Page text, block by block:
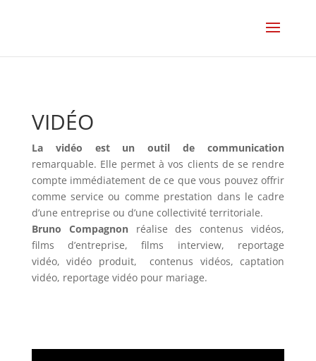
VIDÉO
La vidéo est un outil de communication
remarquable. Elle permet à vos clients de se rendre
compte immédiatement de ce que vous pouvez offrir
comme service ou comme prestation dans le cadre
d’une entreprise ou d’une collectivité territoriale.
Bruno Compagnonréalise des contenus vidéos,
films d’entreprise, films interview, reportage
vidéo, vidéo produit, contenus vidéos, captation
vidéo, reportage vidéo pour mariage.